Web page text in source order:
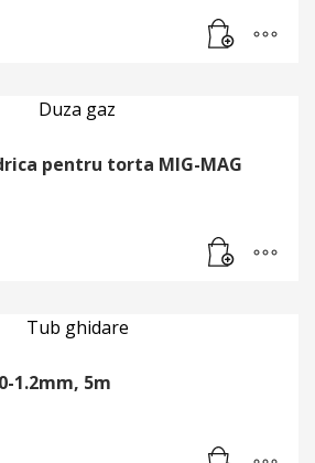
pentru torta MIG-MAG
1.2mm, 5m